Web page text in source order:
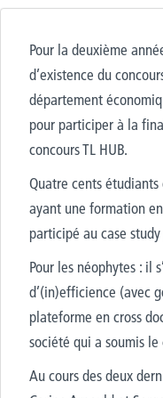
Pour la deuxième
d’existence du
département
pour participer à la
concours TL HUB.
Quatre cents
ayant une formation
participé au case study
Pour les néophytes : il
d’(in)efficience (avec
plateforme en cross
société qui a soumis le
Au cours des deux